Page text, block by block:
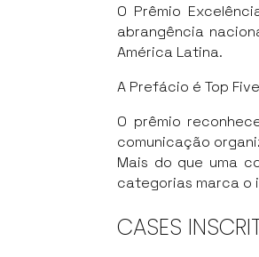
O Prêmio
abrangência
América Latina.
A Prefácio é Top
O prêmio
comunicação
Mais do que uma
categorias marca o
CASES